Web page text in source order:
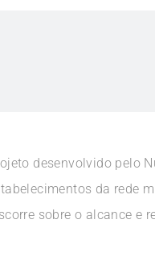
desenvolvido pelo
da rede
sobre o alcance e